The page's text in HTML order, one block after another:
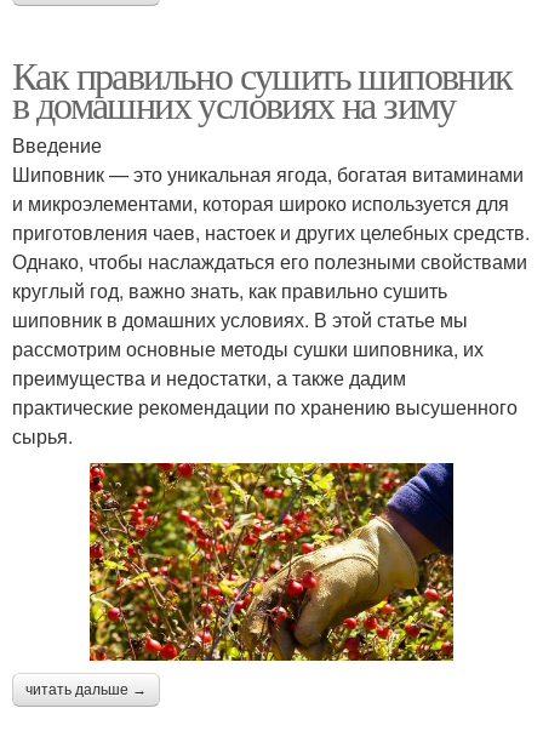
Как правильно сушить шиповник
в домашних условиях на зиму
Введение
Шиповник — это уникальная ягода, богатая витаминами
и микроэлементами, которая широко используется для
приготовления чаев, настоек и других целебных средств.
Однако, чтобы наслаждаться его полезными свойствами
круглый год, важно знать, как правильно сушить
шиповник в домашних условиях. В этой статье мы
рассмотрим основные методы сушки шиповника, их
преимущества и недостатки, а также дадим
практические рекомендации по хранению высушенного
сырья.
читать дальше →